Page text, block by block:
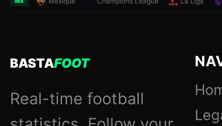
BASTAFOOT
Real-time football